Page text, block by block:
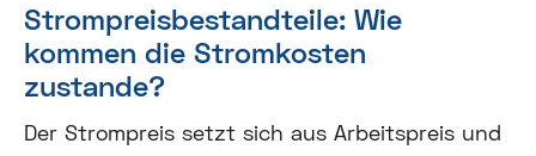
Strompreisbestandteile: Wie
kommen die Stromkosten
zustande?
Der Strompreis setzt sich aus Arbeitspreis und